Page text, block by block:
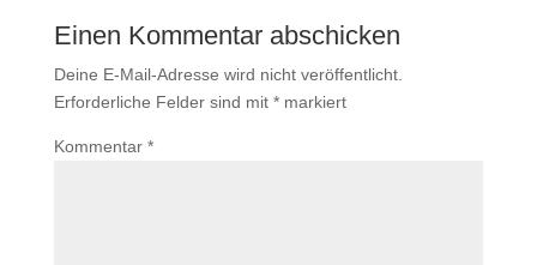
Einen Kommentar abschicken
Deine E-Mail-Adresse wird nicht veröffentlicht.
Erforderliche Felder sind mit *markiert
Kommentar *